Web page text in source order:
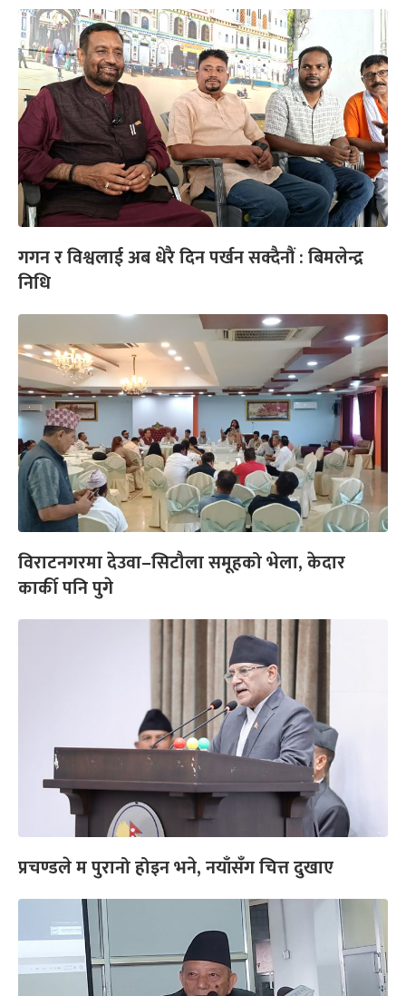
गगन र विश्वलाई अब धेरै दिन पर्खन सक्दैनौं : बिमलेन्द्र
निधि
विराटनगरमा देउवा–सिटौला समूहको भेला, केदार
कार्की पनि पुगे
प्रचण्डले म पुरानो होइन भने, नयाँसँग चित्त दुखाए